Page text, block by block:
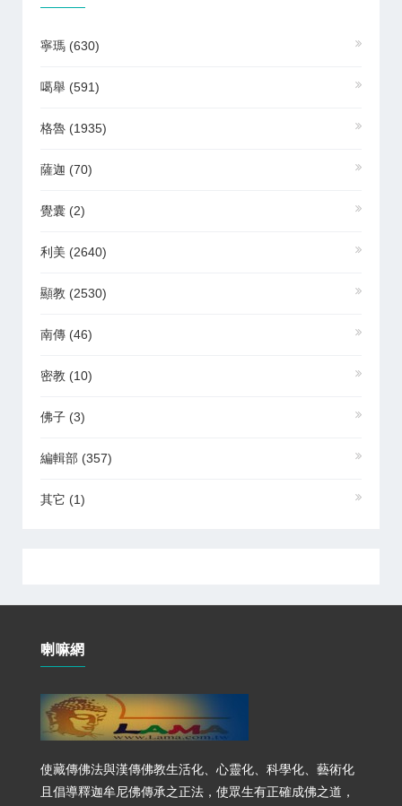
寧瑪 (630)
噶舉 (591)
格魯 (1935)
薩迦 (70)
覺囊 (2)
利美 (2640)
顯教 (2530)
南傳 (46)
密教 (10)
佛子 (3)
編輯部 (357)
其它 (1)
喇嘛網
使藏傳佛法與漢傳佛教生活化、心靈化、科學化、藝術化
且倡導釋迦牟尼佛傳承之正法，使眾生有正確成佛之道，